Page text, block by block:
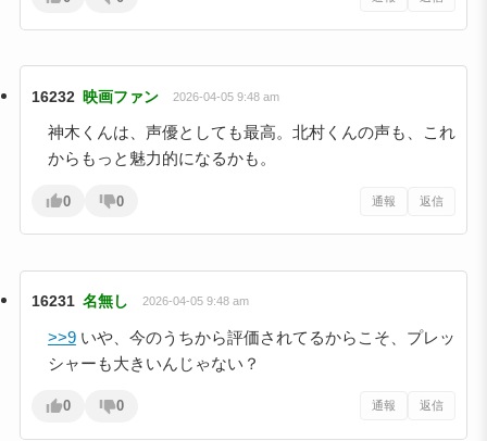
16232 映画ファン 2026-04-05 9:48 am
神木くんは、声優としても最高。北村くんの声も、これ
からもっと魅力的になるかも。
0 0 通報 返信
16231 名無し 2026-04-05 9:48 am
>>9いや、今のうちから評価されてるからこそ、プレッ
シャーも大きいんじゃない？
0 0 通報 返信